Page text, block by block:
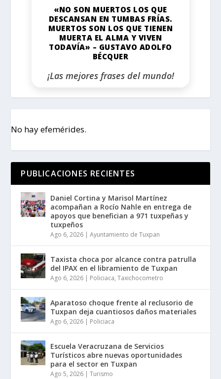
«NO SON MUERTOS LOS QUE
DESCANSAN EN TUMBAS FRÍAS.
MUERTOS SON LOS QUE TIENEN
MUERTA EL ALMA Y VIVEN
TODAVÍA» – GUSTAVO ADOLFO
BÉCQUER
¡Las mejores frases del mundo!
No hay efemérides.
PUBLICACIONES RECIENTES
Daniel Cortina y Marisol Martínez
acompañan a Rocío Nahle en entrega de
apoyos que benefician a 971 tuxpeñas y
tuxpeños
Ago 6, 2026 |Ayuntamiento de Tuxpan
Taxista choca por alcance contra patrulla
del IPAX en el libramiento de Tuxpan
Ago 6, 2026 | Policiaca,Taxichocometro
Aparatoso choque frente al reclusorio de
Tuxpan deja cuantiosos daños materiales
Ago 6, 2026 | Policiaca
Escuela Veracruzana de Servicios
Turísticos abre nuevas oportunidades
para el sector en Tuxpan
Ago 5, 2026 |Turismo